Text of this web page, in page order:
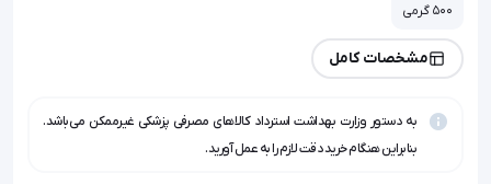
500 گرمی
مشخصات کامل
به دستور وزارت بهداشت استرداد کالاهای مصرفی پزشکی غیرممکن می‌باشد.
بنابراین هنگام خرید دقت لازم را به عمل آورید.